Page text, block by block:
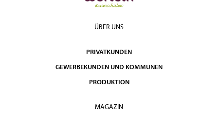
ÜBER UNS
PRIVATKUNDEN
GEWERBEKUNDEN UND KOMMUNEN
PRODUKTION
MAGAZIN